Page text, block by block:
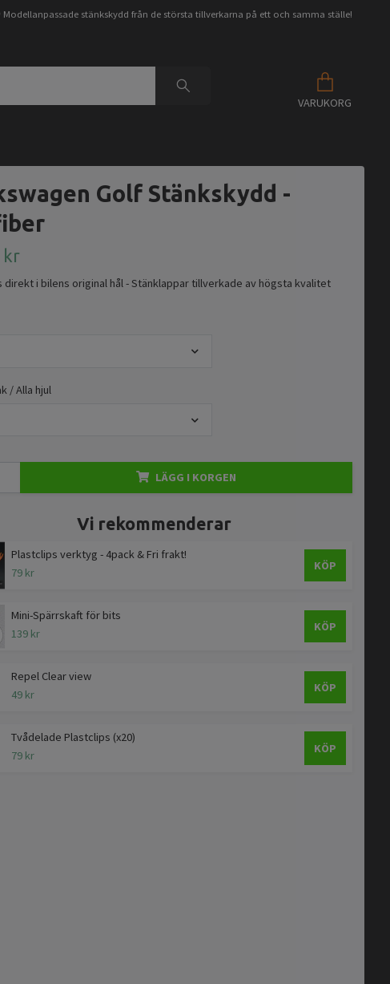
Modellanpassade stänkskydd från de största tillverkarna på ett och samma ställe!
VARUKORG
Golf Stänkskydd -
kr
direkt i bilens original hål - Stänklappar tillverkade av högsta kvalitet
/ Alla hjul
LÄGG I KORGEN
Vi rekommenderar
Plastclips verktyg - 4pack & Fri frakt!
79 kr
KÖP
Mini-Spärrskaft för bits
139 kr
KÖP
Repel Clear view
49 kr
KÖP
Tvådelade Plastclips (x20)
79 kr
KÖP